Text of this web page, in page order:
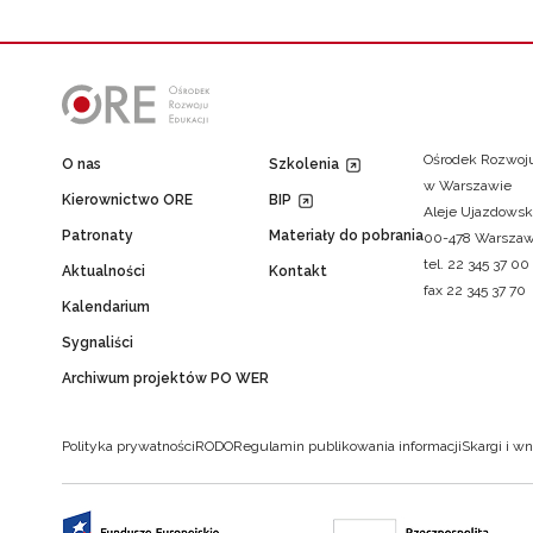
O nas
Kierownictwo ORE
Patronaty
Aktualności
Kalendarium
Sygnaliści
Archiwum projektów PO WER
Szkolenia
BIP
Materiały do pobrania
Kontakt
Ośrodek
w Warszawie
Aleje
00-478
tel. 22 345 37 00
fax 22 345 37 70
Polityka prywatnościRODORegulamin publikowania informacjiSkargi i